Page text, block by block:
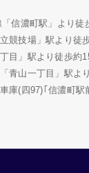
信濃町駅」より徒
競技場」駅より徒
目」駅より徒歩約
青山一丁目」駅よ
庫(四97)｢信濃町駅